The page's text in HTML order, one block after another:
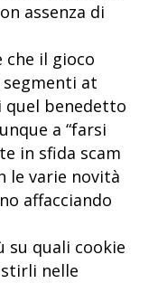
assenza di
che il gioco
at
quel benedetto
a “farsi
in sfida scam
le varie novità
affacciando
su quali cookie
nelle